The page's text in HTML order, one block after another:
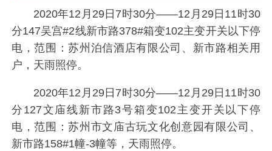
2020年12月29日7时30分——12月29日11时30
分147吴宫#2线新市路378#箱变102主变开关以下停
电，范围：苏州泊信酒店有限公司、新市路相关用
户，天雨照停。
2020年12月29日7时30分——12月29日11时30
分127文庙线新市路3号箱变102主变开关以下停
电，范围：苏州市文庙古玩文化创意园有限公司、
新市路158#1幢-3幢等，天雨照停。